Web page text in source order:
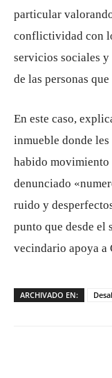
particular
conflictividad con
servicios sociales
de las personas
En este caso,
inmueble donde
habido movimiento
denunciado
ruido y
punto que desde el
vecindario apoya a
ARCHIVADO EN: